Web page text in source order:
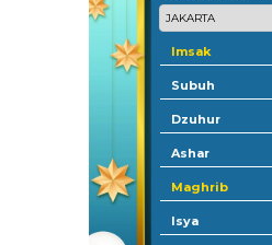
Imsak
Subuh
Dzuhur
Ashar
Maghrib
Isya